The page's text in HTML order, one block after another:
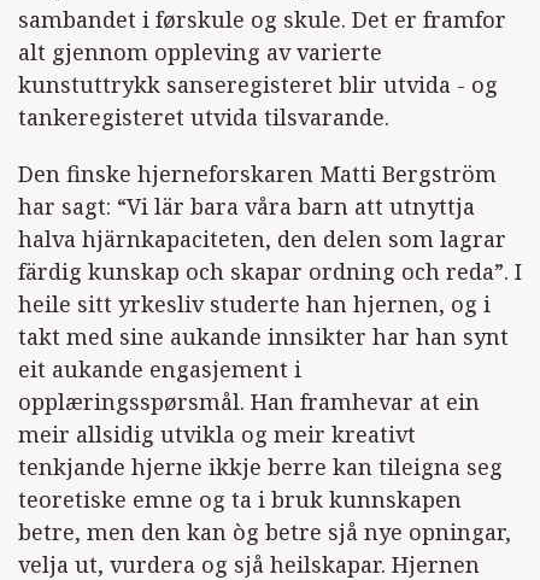
sambandet i førskule og skule. Det er framfor
alt gjennom oppleving av varierte
kunstuttrykk sanseregisteret blir utvida - og
tankeregisteret utvida tilsvarande.
Den finske hjerneforskaren Matti Bergström
har sagt: “Vi lär bara våra barn att utnyttja
halva hjärnkapaciteten, den delen som lagrar
färdig kunskap och skapar ordning och reda”. I
heile sitt yrkesliv studerte han hjernen, og i
takt med sine aukande innsikter har han synt
eit aukande engasjement i
opplæringsspørsmål. Han framhevar at ein
meir allsidig utvikla og meir kreativt
tenkjande hjerne ikkje berre kan tileigna seg
teoretiske emne og ta i bruk kunnskapen
betre, men den kan òg betre sjå nye opningar,
velja ut, vurdera og sjå heilskapar. Hjernen